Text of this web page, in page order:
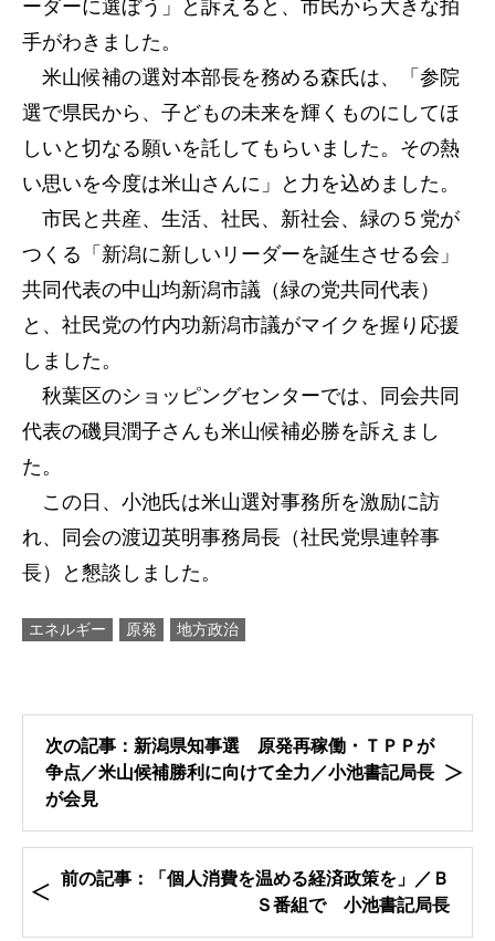
ーダーに選ぼう」と訴えると、市民から大きな拍
手がわきました。
米山候補の選対本部長を務める森氏は、「参院
選で県民から、子どもの未来を輝くものにしてほ
しいと切なる願いを託してもらいました。その熱
い思いを今度は米山さんに」と力を込めました。
市民と共産、生活、社民、新社会、緑の５党が
つくる「新潟に新しいリーダーを誕生させる会」
共同代表の中山均新潟市議（緑の党共同代表）
と、社民党の竹内功新潟市議がマイクを握り応援
しました。
秋葉区のショッピングセンターでは、同会共同
代表の磯貝潤子さんも米山候補必勝を訴えまし
た。
この日、小池氏は米山選対事務所を激励に訪
れ、同会の渡辺英明事務局長（社民党県連幹事
長）と懇談しました。
エネルギー 原発 地方政治
次の記事：新潟県知事選 原発再稼働・ＴＰＰが
争点／米山候補勝利に向けて全力／小池書記局長
が会見
前の記事：「個人消費を温める経済政策を」／Ｂ
Ｓ番組で 小池書記局長